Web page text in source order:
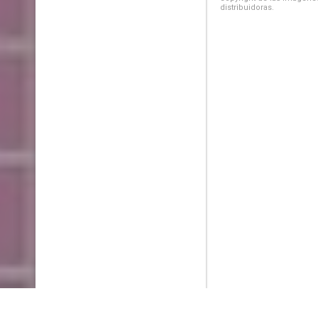
distribuidoras.